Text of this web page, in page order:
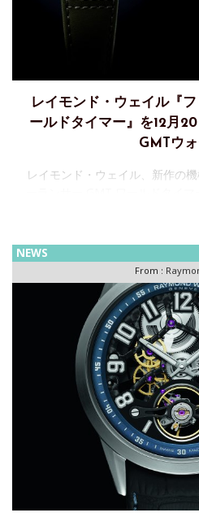
レイモンド・ウェイル『
ールドタイマー』を12月
GMTウ
レイモンド・ウェイル、新作の
ンド・ウェイルが、看板コレク
NEWS
From :